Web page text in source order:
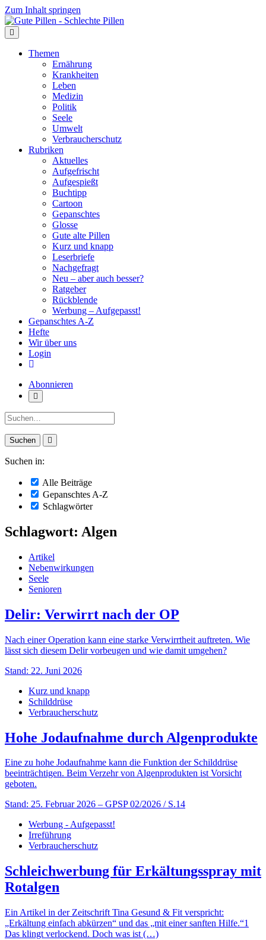
Zum Inhalt springen
Themen
Ernährung
Krankheiten
Leben
Medizin
Politik
Seele
Umwelt
Verbraucherschutz
Rubriken
Aktuelles
Aufgefrischt
Aufgespießt
Buchtipp
Cartoon
Gepanschtes
Glosse
Gute alte Pillen
Kurz und knapp
Leserbriefe
Nachgefragt
Neu – aber auch besser?
Ratgeber
Rückblende
Werbung – Aufgepasst!
Gepanschtes A-Z
Hefte
Wir über uns
Login
Abonnieren
Suche:
Suchen in:
Alle Beiträge
Gepanschtes A-Z
Schlagwörter
Schlagwort: Algen
Artikel
Nebenwirkungen
Seele
Senioren
Delir: Verwirrt nach der OP
Nach einer Operation kann eine starke Verwirrtheit auftreten. Wie
lässt sich diesem Delir vorbeugen und wie damit umgehen?
Stand: 22. Juni 2026
Kurz und knapp
Schilddrüse
Verbraucherschutz
Hohe Jodaufnahme durch Algenprodukte
Eine zu hohe Jodaufnahme kann die Funktion der Schilddrüse
beeinträchtigen. Beim Verzehr von Algenprodukten ist Vorsicht
geboten.
Stand: 25. Februar 2026 – GPSP 02/2026 / S.14
Werbung - Aufgepasst!
Irreführung
Verbraucherschutz
Schleichwerbung für Erkältungsspray mit
Rotalgen
Ein Artikel in der Zeitschrift Tina Gesund & Fit verspricht:
„Erkältung einfach abkürzen“ und das „mit einer sanften ­Hilfe.“1
Das klingt verlockend. Doch was ist (…)